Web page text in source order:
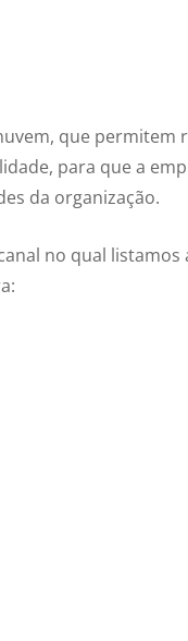
que permitem
para que a
da organização.
no qual